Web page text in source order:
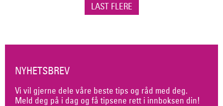
LAST FLERE
NYHETSBREV
Vi vil gjerne dele våre beste tips og råd med deg.
Meld deg på i dag og få tipsene rett i innboksen din!